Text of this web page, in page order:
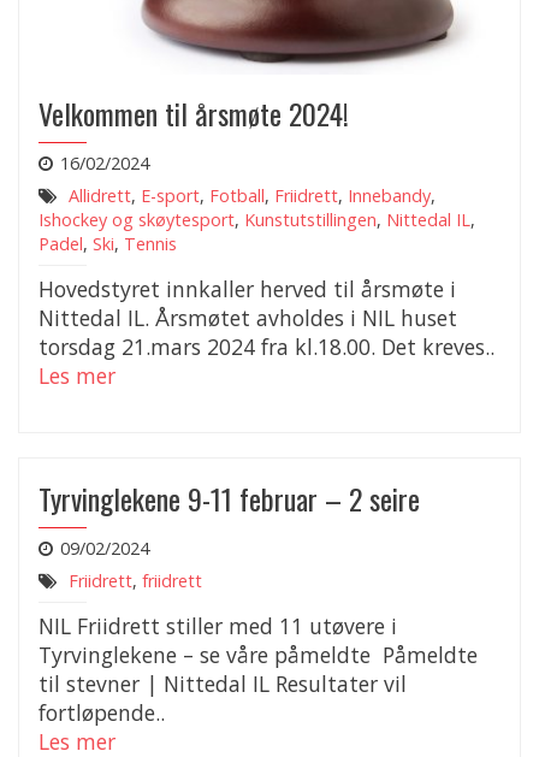
Velkommen til årsmøte 2024!
16/02/2024
Allidrett, E-sport, Fotball, Friidrett, Innebandy,
Ishockey og skøytesport, Kunstutstillingen, Nittedal IL ,
Padel, Ski, Tennis
Hovedstyret innkaller herved til årsmøte i
Nittedal IL. Årsmøtet avholdes i NIL huset
torsdag 21.mars 2024 fra kl.18.00. Det kreves..
Les mer
Tyrvinglekene 9-11 februar – 2 seire
09/02/2024
Friidrett, friidrett
NIL Friidrett stiller med 11 utøvere i
Tyrvinglekene – se våre påmeldte Påmeldte
til stevner | Nittedal IL Resultater vil
fortløpende..
Les mer